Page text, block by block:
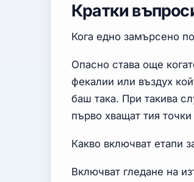
Кратки
Кога едно замърсено
Опасно става още
фекалии или въздух
баш така. При такива
първо хващат тия
Какво включват етапи
Включват гледане на